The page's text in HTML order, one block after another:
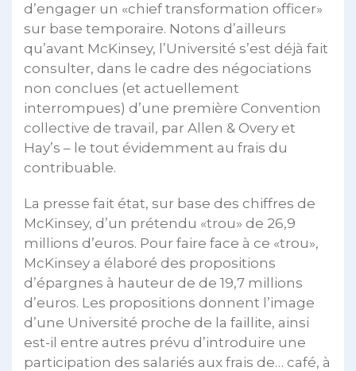
d’engager un «chief transformation officer»
sur base temporaire. Notons d’ailleurs
qu’avant McKinsey, l’Université s’est déjà fait
consulter, dans le cadre des négociations
non conclues (et actuellement
interrompues) d’une première Convention
collective de travail, par Allen & Overy et
Hay’s – le tout évidemment au frais du
contribuable.
La presse fait état, sur base des chiffres de
McKinsey, d’un prétendu «trou» de 26,9
millions d’euros. Pour faire face à ce «trou»,
McKinsey a élaboré des propositions
d’épargnes à hauteur de de 19,7 millions
d’euros. Les propositions donnent l’image
d’une Université proche de la faillite, ainsi
est-il entre autres prévu d’introduire une
participation des salariés aux frais de… café, à